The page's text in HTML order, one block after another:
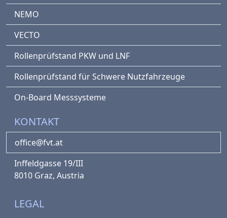
NEMO
VECTO
Rollenprüfstand PKW und LNF
Rollenprüfstand für Schwere Nutzfahrzeuge
On-Board Messsysteme
KONTAKT
office@fvt.at
Inffeldgasse 19/III
8010 Graz, Austria
LEGAL